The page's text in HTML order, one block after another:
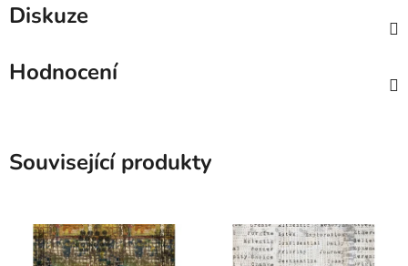
Diskuze
Hodnocení
Související produkty